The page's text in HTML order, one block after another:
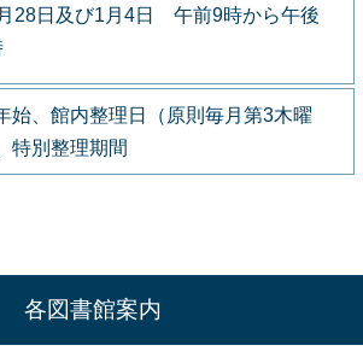
28日及び1月4日 午前9時から午後
始、館内整理日（原則毎月第3木曜
特別整理期間
各図書館案内